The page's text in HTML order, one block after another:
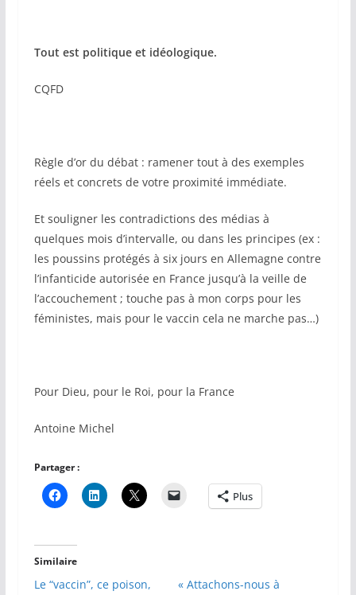
Tout est politique et idéologique.
CQFD
Règle d’or du débat : ramener tout à des exemples
réels et concrets de votre proximité immédiate.
Et souligner les contradictions des médias à
quelques mois d’intervalle, ou dans les principes (ex :
les poussins protégés à six jours en Allemagne contre
l’infanticide autorisée en France jusqu’à la veille de
l’accouchement ; touche pas à mon corps pour les
féministes, mais pour le vaccin cela ne marche pas…)
Pour Dieu, pour le Roi, pour la France
Antoine Michel
Partager :
Plus
Similaire
Le “vaccin”, ce poison,
« Attachons-nous à